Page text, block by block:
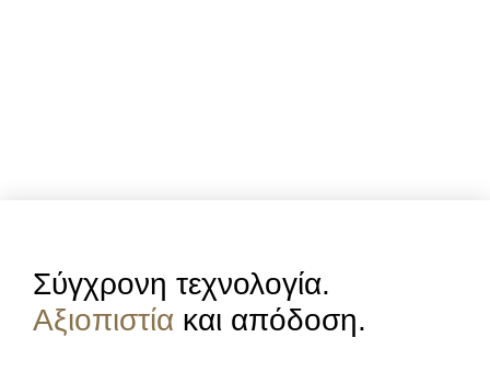
Σύγχρονη τεχνολογία.
Αξιοπιστία και απόδοση.